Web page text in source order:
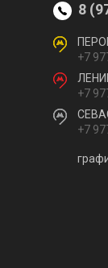
8
+7
+7
+7